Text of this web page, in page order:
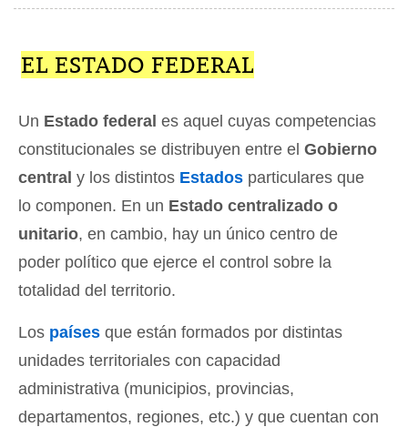
EL ESTADO FEDERAL
Un Estado federal es aquel cuyas competencias
constitucionales se distribuyen entre el Gobierno
central y los distintos Estados particulares que
lo componen. En un Estado centralizado o
unitario, en cambio, hay un único centro de
poder político que ejerce el control sobre la
totalidad del territorio.
Los países que están formados por distintas
unidades territoriales con capacidad
administrativa (municipios, provincias,
departamentos, regiones, etc.) y que cuentan con